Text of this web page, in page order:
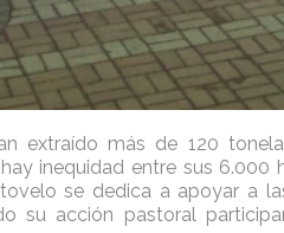
extraído más de 120
inequidad entre sus 6.000
se dedica a apoyar a
su acción pastoral